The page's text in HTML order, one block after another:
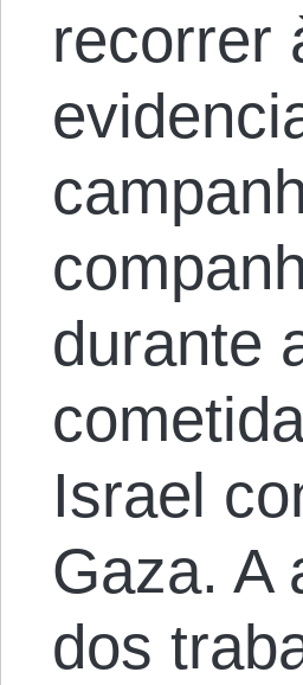
recorrer
durante
Israel
Gaza. A
dos